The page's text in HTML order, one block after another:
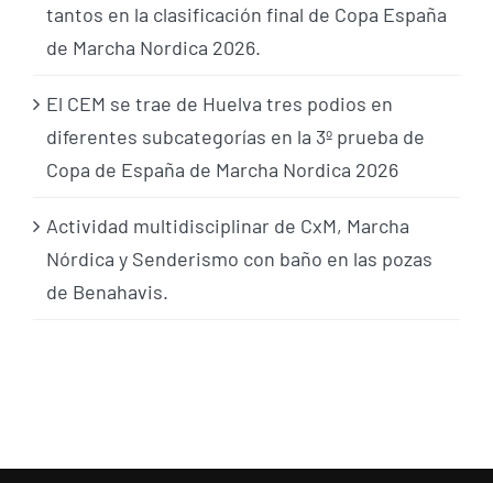
tantos en la clasificación final de Copa España
de Marcha Nordica 2026.
El CEM se trae de Huelva tres podios en
diferentes subcategorías en la 3º prueba de
Copa de España de Marcha Nordica 2026
Actividad multidisciplinar de CxM, Marcha
Nórdica y Senderismo con baño en las pozas
de Benahavis.